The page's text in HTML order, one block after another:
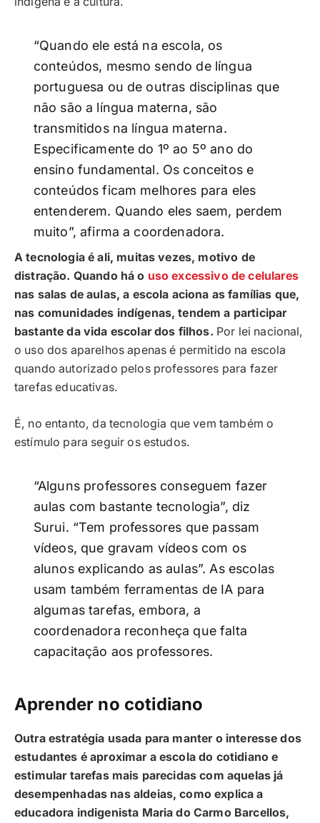
“Quando ele está na escola, os
conteúdos, mesmo sendo de língua
portuguesa ou de outras disciplinas que
não são a língua materna, são
transmitidos na língua materna.
Especificamente do 1º ao 5º ano do
ensino fundamental. Os conceitos e
conteúdos ficam melhores para eles
entenderem. Quando eles saem, perdem
muito”, afirma a coordenadora.
A tecnologia é ali, muitas vezes, motivo de
distração. Quando há o uso excessivo de celulares
nas salas de aulas, a escola aciona as famílias que,
nas comunidades indígenas, tendem a participar
bastante da vida escolar dos filhos. Por lei nacional,
o uso dos aparelhos apenas é permitido na escola
quando autorizado pelos professores para fazer
tarefas educativas.
É, no entanto, da tecnologia que vem também o
estímulo para seguir os estudos.
“Alguns professores conseguem fazer
aulas com bastante tecnologia”, diz
Surui. “Tem professores que passam
vídeos, que gravam vídeos com os
alunos explicando as aulas”. As escolas
usam também ferramentas de IA para
algumas tarefas, embora, a
coordenadora reconheça que falta
capacitação aos professores.
Aprender no cotidiano
Outra estratégia usada para manter o interesse dos
estudantes é aproximar a escola do cotidiano e
estimular tarefas mais parecidas com aquelas já
desempenhadas nas aldeias, como explica a
educadora indigenista Maria do Carmo Barcellos,